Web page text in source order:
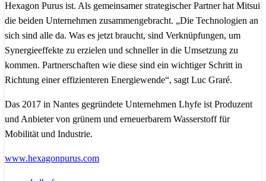
Hexagon Purus ist. Als gemeinsamer strategischer Partner hat Mitsui
die beiden Unternehmen zusammengebracht. „Die Technologien an
sich sind alle da. Was es jetzt braucht, sind Verknüpfungen, um
Synergieeffekte zu erzielen und schneller in die Umsetzung zu
kommen. Partnerschaften wie diese sind ein wichtiger Schritt in
Richtung einer effizienteren Energiewende“, sagt Luc Graré.
Das 2017 in Nantes gegründete Unternehmen Lhyfe ist Produzent
und Anbieter von grünem und erneuerbarem Wasserstoff für
Mobilität und Industrie.
www.hexagonpurus.com